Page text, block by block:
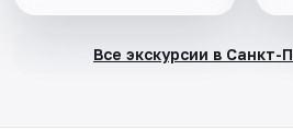
Все экскурсии в Санкт-